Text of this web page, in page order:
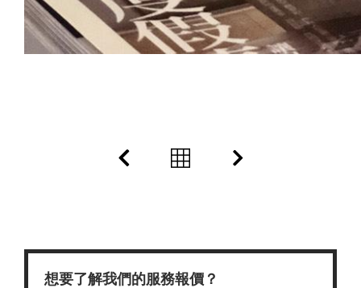
想要了解我們的服務報價？